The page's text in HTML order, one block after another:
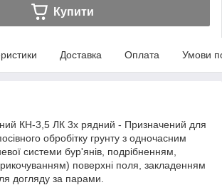
Купити
Доставка Оплата Умови
КН-3,5 ЛК 3х рядний - Призначений для
обробітку грунту з одночасним
системи бур'янів, подрібненням,
поверхні поля, закладенням
догляду за парами.